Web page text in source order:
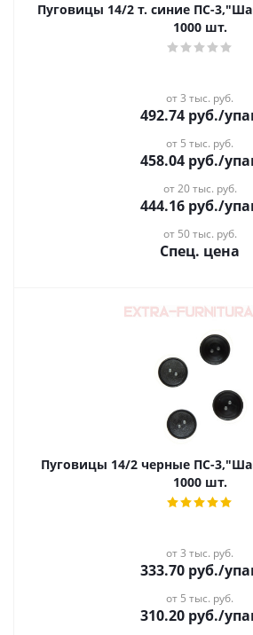
Пуговицы 14/2 т. синие ПС-
1000 шт.
от 3 тыс. руб.
492.74 руб./
от 5 тыс. руб.
458.04 руб./
от 20 тыс. руб.
444.16 руб./
от 50 тыс. руб.
Спец. цена
Пуговицы 14/2 черные ПС-
1000 шт.
от 3 тыс. руб.
333.70 руб./
от 5 тыс. руб.
310.20 руб./